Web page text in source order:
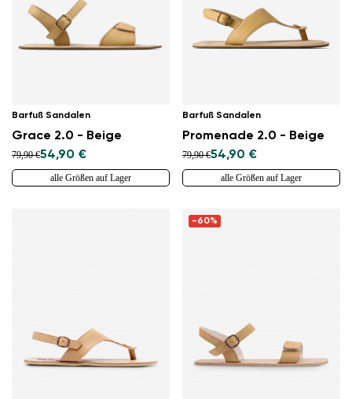
Barfuß Sandalen
Grace 2.0 - Beige
79,90 €54,90 €
alle Größen auf Lager
Barfuß Sandalen
Promenade 2.0 - Beige
79,90 €54,90 €
alle Größen auf Lager
-60%